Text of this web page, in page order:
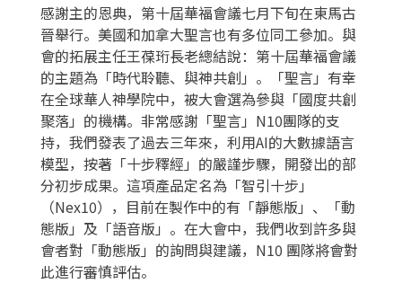
感謝主的恩典，第十屆華福會議七月下旬在東馬古
晉舉行。美國和加拿大聖言也有多位同工參加。與
會的拓展主任王葆珩長老總結說：第十屆華福會議
的主題為「時代聆聽、與神共創」。「聖言」有幸
在全球華人神學院中，被大會選為參與「國度共創
聚落」的機構。非常感謝「聖言」N10團隊的支
持，我們發表了過去三年來，利用AI的大數據語言
模型，按著「十步釋經」的嚴謹步驟，開發出的部
分初步成果。這項產品定名為「智引十步」
（Nex10），目前在製作中的有「靜態版」、「動
態版」及「語音版」。在大會中，我們收到許多與
會者對「動態版」的詢問與建議，N10 團隊將會對
此進行審慎評估。